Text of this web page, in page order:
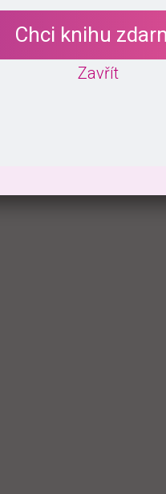
na něj přijde náhodou.
schopností.
Chci knihu
Zavřít